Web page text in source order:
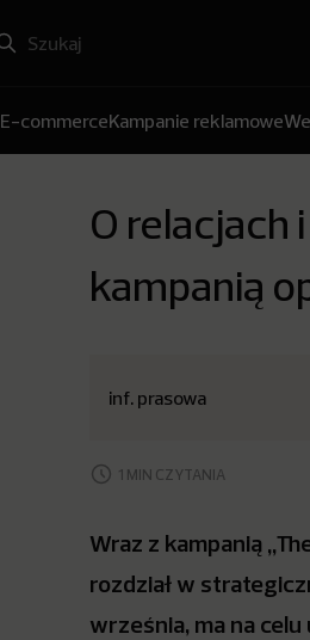
E-commerceKampanie reklamowe
O relacjach
kampanią
inf. prasowa
1 MIN CZYTANIA
Wraz z kampanią
rozdział w
września, ma na